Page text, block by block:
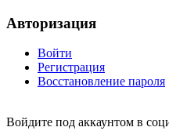
Авторизация
Войти
Регистрация
Восстановление пароля
Войдите под аккаунтом в